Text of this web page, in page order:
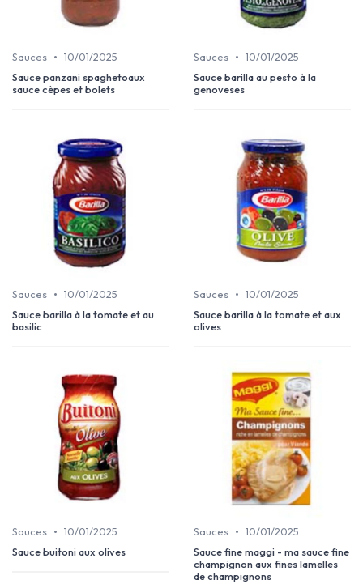
Sauces • 10/01/2025
Sauce panzani spaghetoaux
sauce cèpes et bolets
Sauces • 10/01/2025
Sauce barilla au pesto à la
genoveses
Sauces • 10/01/2025
Sauce barilla à la tomate et au
basilic
Sauces • 10/01/2025
Sauce barilla à la tomate et aux
olives
Sauces • 10/01/2025
Sauce buitoni aux olives
Sauces • 10/01/2025
Sauce fine maggi - ma sauce fine
champignon aux fines lamelles
de champignons